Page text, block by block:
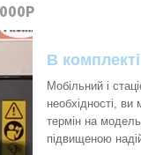
В
Мобільний і
необхідності, ви
термін на модель
підвищеною